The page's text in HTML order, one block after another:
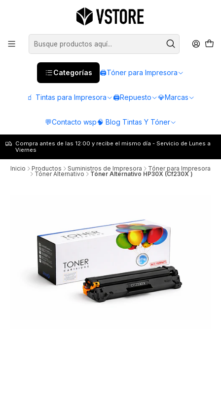
Categorías 🖨️Tóner para Impresora
🧃 Tintas para Impresora 🖨️Repuesto 💎Marcas
💬Contacto wsp🧠 Blog Tintas Y Tóner
Compra antes de las 12:00 y recibe el mismo día - Servicio de Lunes a
Viernes
Inicio Productos Suministros de Impresora Tóner para Impresora
Tóner Alternativo Tóner Alternativo HP30X (Cf230X )